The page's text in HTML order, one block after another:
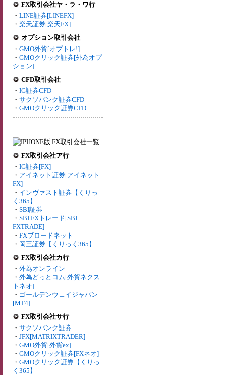
FX取引会社ヤ・ラ・ワ行
・ LINE証券[LINEFX]
・ 楽天証券[楽天FX]
オプション取引会社
・ GMO外貨[オプトレ!]
・ GMOクリック証券[外為オプ
ション]
CFD取引会社
・ IG証券CFD
・ サクソバンク証券CFD
・ GMOクリック証券CFD
FX取引会社ア行
・ IG証券[FX]
・ アイネット証券[アイネット
FX]
・ インヴァスト証券【くりっ
く365】
・ SBI証券
・ SBI FXトレード[SBI
FXTRADE]
・ FXブロードネット
・ 岡三証券【くりっく365】
FX取引会社カ行
・ 外為オンライン
・ 外為どっとコム[外貨ネクス
トネオ]
・ ゴールデンウェイジャパン
[MT4]
FX取引会社サ行
・ サクソバンク証券
・ JFX[MATRIXTRADER]
・ GMO外貨[外貨ex]
・ GMOクリック証券[FXネオ]
・ GMOクリック証券【くりっ
く365】